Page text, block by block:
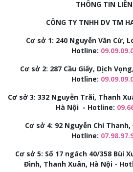
THÔNG TIN LIÊN
CÔNG TY TNHH DV TM
Cơ sở 1: 240 Nguyễn Văn Cừ,
Hotline:
Cơ sở 2: 287 Cầu Giấy, Dịch
Hotline:
Cơ sở 3: 332 Nguyễn Trãi, Thanh
Hà Nội - Hotline:
Cơ sở 4: 92 Nguyễn Chí
Hotline:
Cơ sở 5: Số 17 ngách 40/358 Bùi
Đình, Thanh Xuân, Hà Nội -